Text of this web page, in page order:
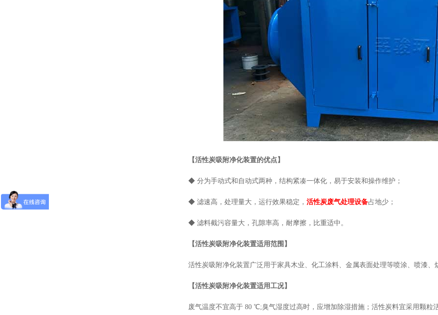
【活性炭吸附净化装置的优点】
◆ 分为手动式和自动式两种，结构紧凑一体化，易于安装和操作维护；
◆ 滤速高，处理量大，运行效果稳定， 活性炭废气处理设备占地少；
◆ 滤料截污容量大，孔隙率高，耐摩擦，比重适中。
【活性炭吸附净化装置适用范围】
活性炭吸附净化装置广泛用于家具木业、化工涂料、金属表面处理等喷涂、喷漆、
【活性炭吸附净化装置适用工况】
废气温度不宜高于 80 ℃;臭气湿度过高时，应增加除湿措施；活性炭料宜采用颗粒